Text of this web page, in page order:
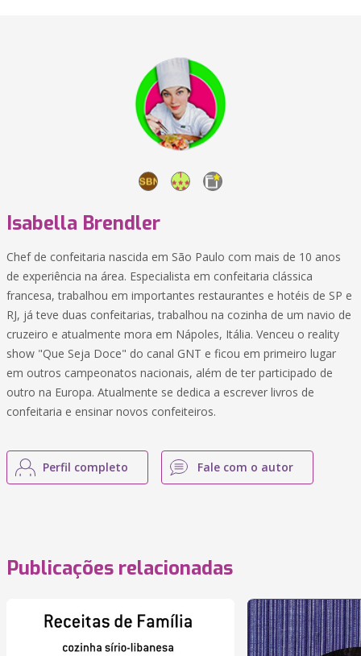
Isabella Brendler
Chef de confeitaria nascida em São Paulo com mais de 10 anos
de experiência na área. Especialista em confeitaria clássica
francesa, trabalhou em importantes restaurantes e hotéis de SP e
RJ, já teve duas confeitarias, trabalhou na cozinha de um navio de
cruzeiro e atualmente mora em Nápoles, Itália. Venceu o reality
show "Que Seja Doce" do canal GNT e ficou em primeiro lugar
em outros campeonatos nacionais, além de ter participado de
outro na Europa. Atualmente se dedica a escrever livros de
confeitaria e ensinar novos confeiteiros.
Perfil completo Fale com o autor
Publicações relacionadas